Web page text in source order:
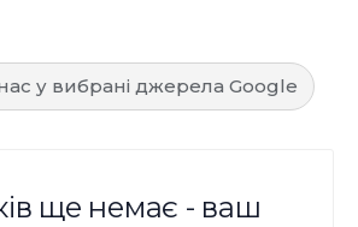
у вибрані джерела Google
ще немає - ваш